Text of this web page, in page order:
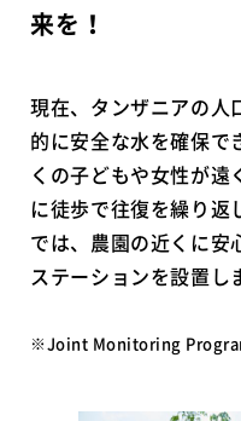
来を！
現在、タンザニアの人
的に安全な水を確保
くの子どもや女性が
に徒歩で往復を繰り返
では、農園の近くに安
ステーションを設置し
※Joint Monitoring